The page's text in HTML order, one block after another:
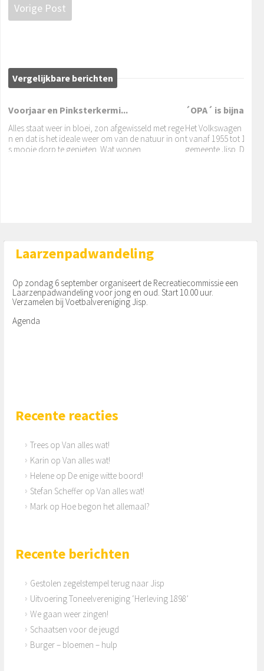
Vorige Post
Vergelijkbare berichten
Voorjaar en Pinksterkermi...
Alles staat weer in bloei, zon afgewisseld met rege
n en dat is het ideale weer om van de natuur in on
s mooie dorp te genieten. Wat wonen
´OPA´ is bijna
Het Volkswagen
t vanaf 1955 tot 1970
gemeente Jisp.
Laarzenpadwandeling
Op zondag 6 september organiseert de Recreatiecommissie een
Laarzenpadwandeling voor jong en oud. Start 10.00 uur.
Verzamelen bij Voetbalvereniging Jisp.
Agenda
Recente reacties
Trees opVan alles wat!
Karin opVan alles wat!
Helene op De enige witte boord!
Stefan Scheffer opVan alles wat!
Mark op Hoe begon het allemaal?
Recente berichten
Gestolen zegelstempel terug naar Jisp
Uitvoering Toneelvereniging ‘Herleving 1898’
We gaan weer zingen!
Schaatsen voor de jeugd
Burger – bloemen – hulp